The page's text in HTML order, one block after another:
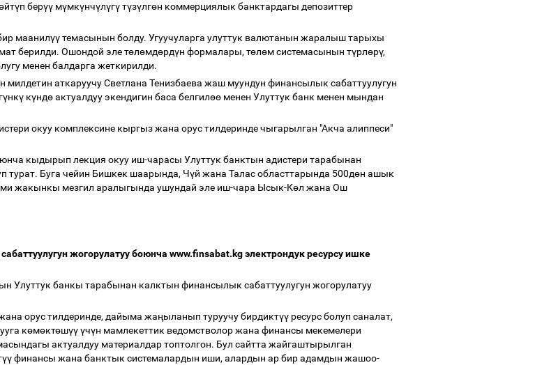
йтүп берүү мүмкүнчүлүгүтүзүлгөн коммерциялык банктардагы депозиттер
маанилүүтемасынын болду. Угуучуларга улуттук валютанын жаралыш тарыхы
берилди. Ошондой эле төлөмдөрдүн формалары, төлөм системасынын түрлөрү,
менен балдарга жеткирилди.
милдетин аткаруучу Светлана Тенизбаева жаш муундун финансылык сабаттуулугун
гүнкү күндөактуалдуу экендигин баса белгилөө менен Улуттук банк менен мындан
окуу комплексине кыргыз жана орус тилдеринде чыгарылган "Акча алиппеси"
кыдырып лекция окуу иш-чарасы Улуттук банктын адистери тарабынан
турат. Буга чейин Бишкек шаарында, Чүй жана Талас областтарында 500дөн ашык
жакынкы мезгил аралыгында ушундай эле иш-чара Ысык-Көл жана Ош
жогорулатуу боюнча www.finsabat.kg электрондук ресурсу ишке
Улуттук банкы тарабынан калктын финансылык сабаттуулугун жогорулатуу
орус тилдеринде, дайыма жаңыланып туруучу бирдиктүү ресурс болуп саналат,
көмөктөшүүүчүн мамлекеттик ведомстволор жана финансы мекемелери
актуалдуу материалдар топтолгон. Бул сайтта жайгаштырылган
үүфинансы жана банктык системалардын иши, алардын ар бир адамдын жашоо-